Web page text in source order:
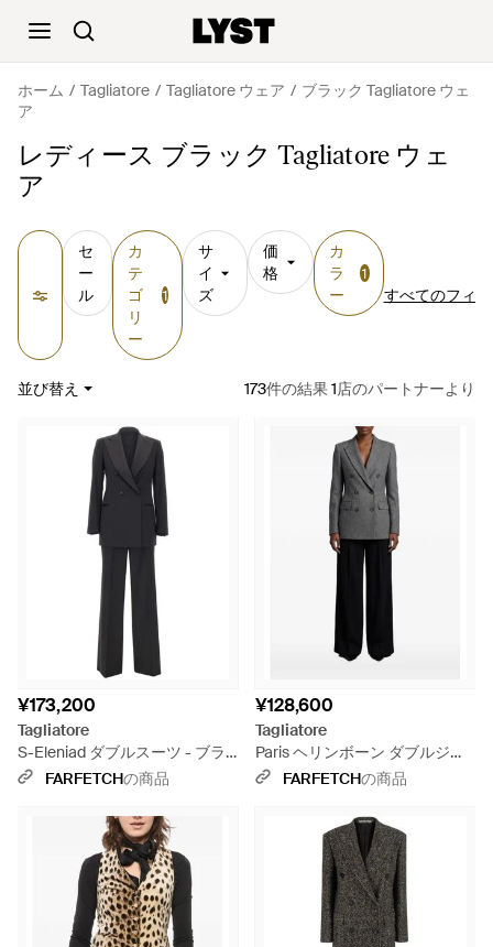
ホーム Tagliatore Tagliatore ウェア
ブラック Tagliatore ウェ
ア
レディース ブラック Tagliatore ウェ
ア
セ
ー
ル
カ
テ
ゴ
リ
ー
1
サ
イ
ズ
価
格
カ
ラ
ー
1
すべてのフィ
並び替え 173件の結果 1店のパートナーより
¥173,200
Tagliatore
S-Eleniad ダブルスーツ - ブラ
ックFARFETCHの商品
¥128,600
Tagliatore
Paris ヘリンボーン ダブルジャ
ケット - ブラック
FARFETCHの商品